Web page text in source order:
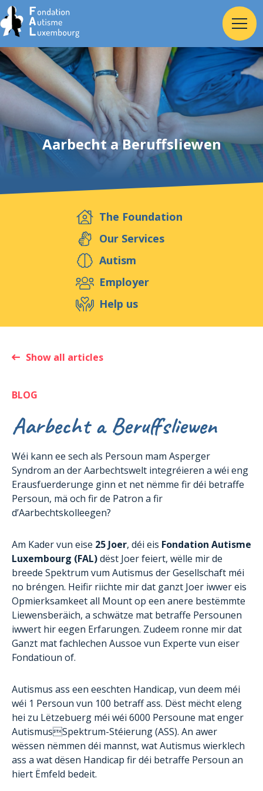
Home
Foundation
Services
Employer
Support us
Events Publications Medias
Resources & Tools
Aarbecht a Beruffsliewen
The Foundation
Our Services
Autism
Employer
Help us
Show all articles
BLOG
Aarbecht a Beruffsliewen
Wéi kann ee sech als Persoun mam Asperger
Syndrom an der Aarbechtswelt integréieren a wéi eng
Erausfuerderunge ginn et net nëmme fir déi betraffe
Persoun, mä och fir de Patron a fir
d’Aarbechtskolleegen?
Am Kader vun eise 25 Joer, déi eis Fondation Autisme
Luxembourg (FAL)dëst Joer feiert, wëlle mir de
breede Spektrum vum Autismus der Gesellschaft méi
no bréngen. Heifir riichte mir dat ganzt Joer iwwer eis
Opmierksamkeet all Mount op een anere bestëmmte
Liewensberäich, a schwätze mat betraffe Persounen
iwwert hir eegen Erfarungen. Zudeem ronne mir dat
Ganzt mat fachlechen Aussoe vun Experte vun eiser
Fondatioun of.
Autismus ass een eeschten Handicap, vun deem méi
wéi 1 Persoun vun 100 betraff ass. Dëst mëcht eleng
hei zu Lëtzebuerg méi wéi 6000 Persoune mat enger
AutismusSpektrum-Stéierung (ASS). An awer
wëssen nëmmen déi mannst, wat Autismus wierklech
ass a wat dësen Handicap fir déi betraffe Persoun an
hiert Ëmfeld bedeit.